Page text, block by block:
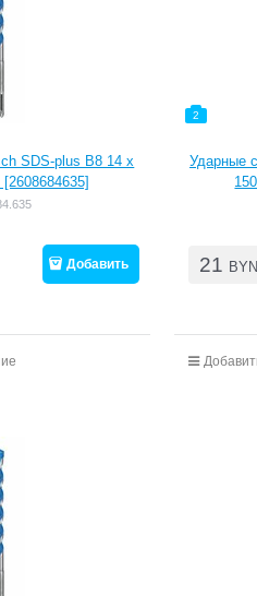
SDS-plus B8 14 x
Добавить
2
Ударные
21 BYN